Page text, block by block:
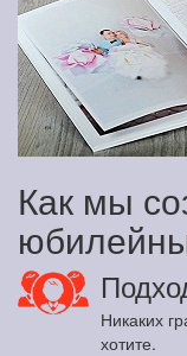
Как мы
Никаких
хотите.